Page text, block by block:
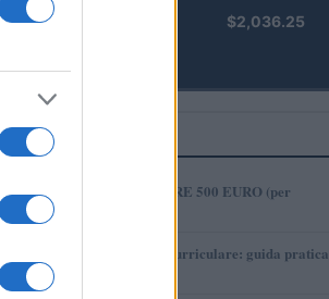
PRIME)
$2,036.25
PIÙ LETTI
1
COME INVESTIRE 500 EURO (per
2
Tirocinio extra-curriculare: guida pratica